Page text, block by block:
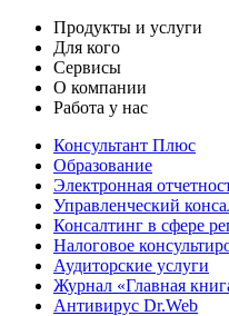
Продукты и услуги
Для кого
Сервисы
О компании
Работа у нас
Консультант Плюс
Образование
Электронная
Управленческий
Консалтинг в сфере
Налоговое
Аудиторские услуги
Журнал «Главная
Антивирус Dr.Web